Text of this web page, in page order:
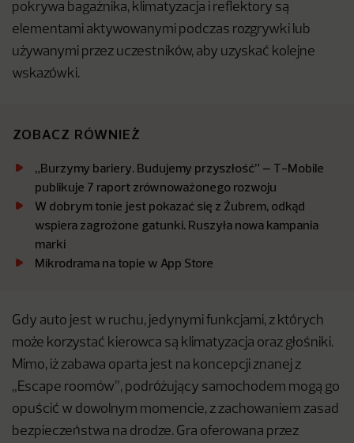
pokrywa bagażnika, klimatyzacja i reflektory są
elementami aktywowanymi podczas rozgrywki lub
używanymi przez uczestników, aby uzyskać kolejne
wskazówki.
ZOBACZ RÓWNIEŻ
„Burzymy bariery. Budujemy przyszłość” – T-Mobile
publikuje 7 raport zrównoważonego rozwoju
W dobrym tonie jest pokazać się z Żubrem, odkąd
wspiera zagrożone gatunki. Ruszyła nowa kampania
marki
Mikrodrama na topie w App Store
Gdy auto jest w ruchu, jedynymi funkcjami, z których
może korzystać kierowca są klimatyzacja oraz głośniki.
Mimo, iż zabawa oparta jest na koncepcji znanej z
„Escape roomów”, podróżujący samochodem mogą go
opuścić w dowolnym momencie, z zachowaniem zasad
bezpieczeństwa na drodze. Gra oferowana przez